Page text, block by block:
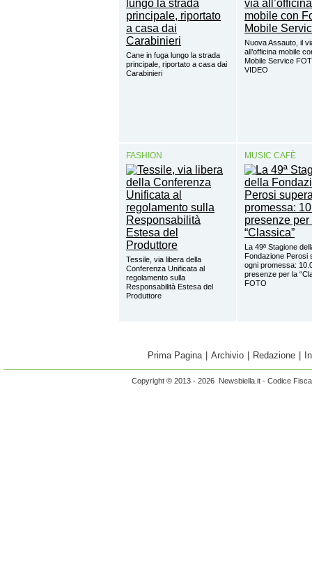
Cane in fuga lungo la strada
principale, riportato a casa dai
Carabinieri
Nuova Assauto, il
all’officina mobile
Mobile Service
VIDEO
FASHION
Tessile, via libera della
Conferenza Unificata al
regolamento sulla
Responsabilità Estesa del
Produttore
MUSIC CAFÈ
La 49ª Stagione
Fondazione Perosi
ogni promessa:
presenze per la
FOTO
Prima Pagina Archivio Redazione
Copyright © 2013 - 2026 Newsbiella.it - Codice